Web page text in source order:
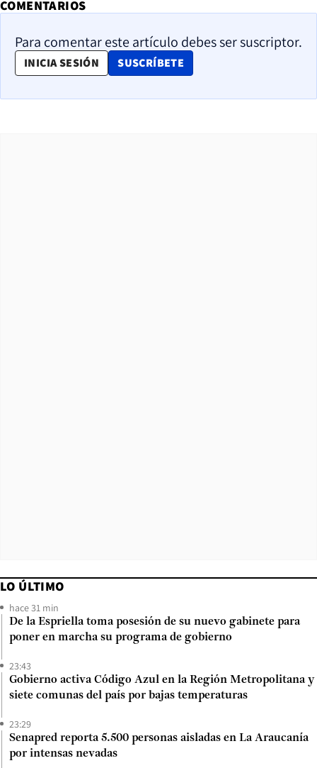
COMENTARIOS
Para comentar este artículo debes ser suscriptor.
INICIA SESIÓN SUSCRÍBETE
OPENS IN NEW WINDOW
LO ÚLTIMO
hace 31 min
De la Espriella toma posesión de su nuevo gabinete para
poner en marcha su programa de gobierno
23:43
Gobierno activa Código Azul en la Región Metropolitana y
siete comunas del país por bajas temperaturas
23:29
Senapred reporta 5.500 personas aisladas en La Araucanía
por intensas nevadas